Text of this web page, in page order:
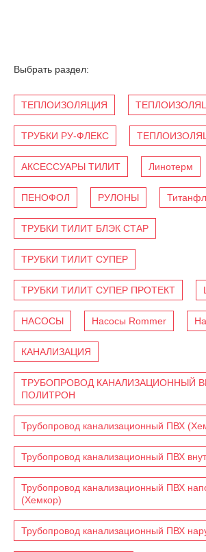
Выбрать раздел:
ТЕПЛОИЗОЛЯЦИЯ
ТРУБКИ РУ-ФЛЕКС
АКСЕССУАРЫ ТИЛИТ Линотерм
ПЕНОФОЛ РУЛОНЫ
ТРУБКИ ТИЛИТ БЛЭК СТАР
ТРУБКИ ТИЛИТ СУПЕР
ТРУБКИ ТИЛИТ СУПЕР ПРОТЕКТ
НАСОСЫ Насосы Rommer
КАНАЛИЗАЦИЯ
ТРУБОПРОВОД КАНАЛИЗАЦИОННЫЙ
ПОЛИТРОН
Трубопровод канализационный ПВХ
Трубопровод канализационный ПВХ
Трубопровод канализационный ПВХ
(Хемкор)
Трубопровод канализационный ПВХ